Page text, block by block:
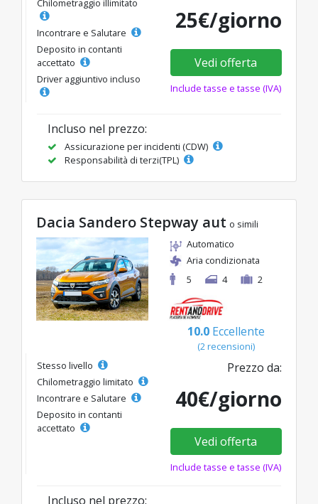
Chilometraggio illimitato
Incontrare e Salutare
Deposito in contanti
accettato
Driver aggiuntivo incluso
25€/giorno
Vedi offerta
Include tasse e tasse (IVA)
Incluso nel prezzo:
Assicurazione per incidenti (CDW)
Responsabilità di terzi(TPL)
Dacia Sandero Stepway aut o simili
Automatico
Aria condizionata
5
4 2
10.0 Eccellente
(2 recensioni)
Stesso livello
Chilometraggio limitato
Incontrare e Salutare
Deposito in contanti
accettato
Prezzo da:
40€/giorno
Vedi offerta
Include tasse e tasse (IVA)
Incluso nel prezzo: